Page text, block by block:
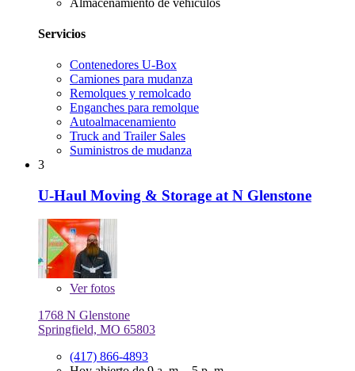
Servicios
Contenedores U-Box
Camiones para mudanza
Remolques y remolcado
Enganches para remolque
Autoalmacenamiento
Truck and Trailer Sales
Suministros de mudanza
3
U-Haul Moving & Storage at N Glenstone
Verfotos
1768 N Glenstone
Springfield, MO 65803
(417) 866-4893